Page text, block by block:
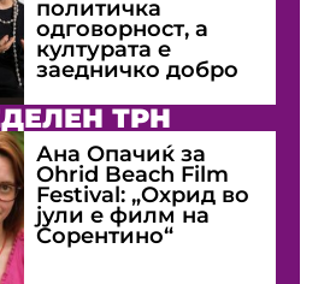
политичка
одговорност, а
културата е
заедничко добро
ТРН
Ана Опачиќ за
Оhrid Beach Film
Festival: „Охрид во
јули е филм на
Сорентино“